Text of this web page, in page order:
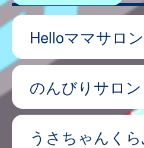
Helloママサロ
のんびりサロン
うさちゃんく